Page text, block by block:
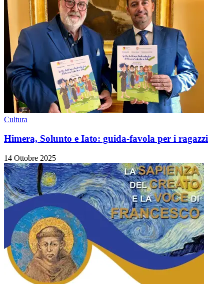
Cultura
Himera, Solunto e Iato: guida-favola per i ragazzi
14 Ottobre 2025